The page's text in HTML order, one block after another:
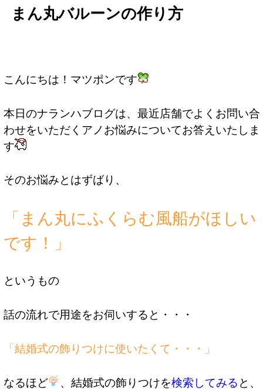
まん丸バルーンの作り方
こんにちは！マツポンです
本日のナランハブログは、最近店舗でよくお問い合
わせをいただくアノお悩みについてお答えいたしま
す
そのお悩みとはずばり、
「まん丸にふくらむ風船がほしい
です！」
というもの
話の流れで用途をお伺いすると・・・
「結婚式の飾りつけに使いたくて・・・」
なるほど 、結婚式の飾りつけを検索してみる と、